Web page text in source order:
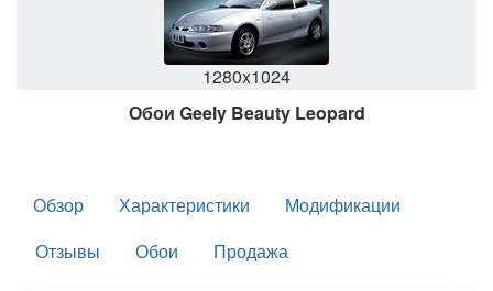
1280x1024
Обои Geely Beauty Leopard
Обзор Характеристики
Модификации
Отзывы
Обои Продажа